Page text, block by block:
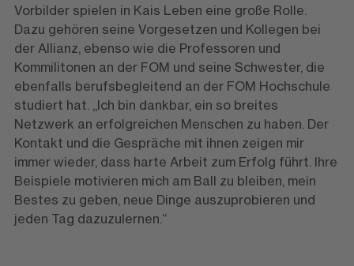
Vorbilder spielen in Kais Leben eine große Rolle.
Dazu gehören seine Vorgesetzen und Kollegen bei
der Allianz, ebenso wie die Professoren und
Kommilitonen an der FOM und seine Schwester, die
ebenfalls berufsbegleitend an der FOM Hochschule
studiert hat. „Ich bin dankbar, ein so breites
Netzwerk an erfolgreichen Menschen zu haben. Der
Kontakt und die Gespräche mit ihnen zeigen mir
immer wieder, dass harte Arbeit zum Erfolg führt. Ihre
Beispiele motivieren mich am Ball zu bleiben, mein
Bestes zu geben, neue Dinge auszuprobieren und
jeden Tag dazuzulernen.“